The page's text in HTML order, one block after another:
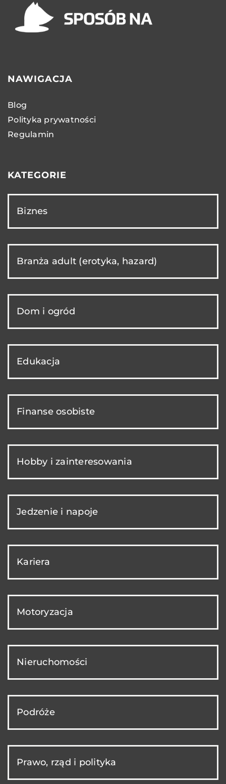
NAWIGACJA
Blog
Polityka prywatności
Regulamin
KATEGORIE
Biznes
Branża adult (erotyka, hazard)
Dom i ogród
Edukacja
Finanse osobiste
Hobby i zainteresowania
Jedzenie i napoje
Kariera
Motoryzacja
Nieruchomości
Podróże
Prawo, rząd i polityka